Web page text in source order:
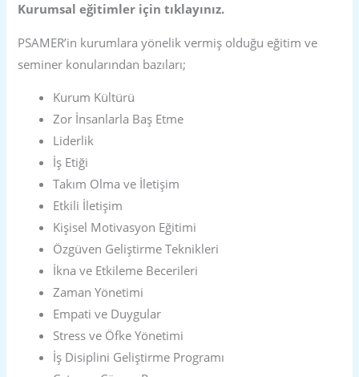
Kurumsal eğitimler için tıklayınız.
PSAMER’in kurumlara yönelik vermiş olduğu eğitim ve
seminer konularından bazıları;
Kurum Kültürü
Zor İnsanlarla Baş Etme
Liderlik
İş Etiği
Takım Olma ve İletişim
Etkili İletişim
Kişisel Motivasyon Eğitimi
Özgüven Geliştirme Teknikleri
İkna ve Etkileme Becerileri
Zaman Yönetimi
Empati ve Duygular
Stress ve Öfke Yönetimi
İş Disiplini Geliştirme Programı